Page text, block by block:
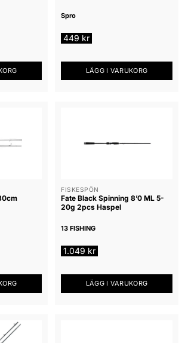
Spro
449 kr
LÄGG I VARUKORG
FISKESPÖN
Fate Black Spinning 8’0 ML 5-
20g 2pcs Haspel
13 FISHING
1.049 kr
LÄGG I VARUKORG